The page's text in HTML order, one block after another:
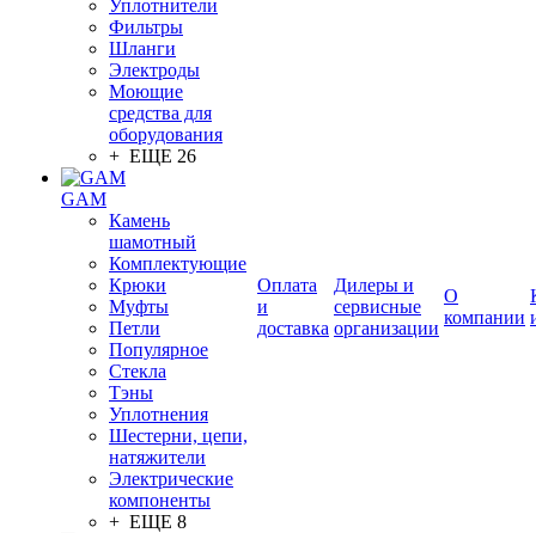
Уплотнители
Фильтры
Шланги
Электроды
Моющие
средства для
оборудования
+ ЕЩЕ 26
GAM
Камень
шамотный
Комплектующие
Крюки
Муфты
Петли
Популярное
Стекла
Тэны
Уплотнения
Шестерни, цепи,
натяжители
Электрические
компоненты
+ ЕЩЕ 8
Оплата
и
доставка
Дилеры и
сервисные
организации
О
компании